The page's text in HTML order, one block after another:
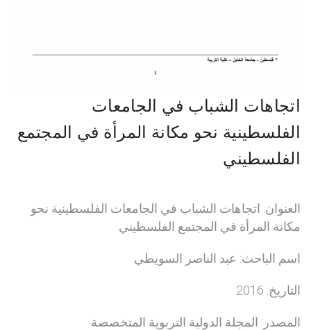
اتجاهات الشباب في الجامعات
الفلسطينية نحو مكانة المرأة في المجتمع
الفلسطيني
العنوان: اتجاهات الشباب في الجامعات الفلسطينية نحو
مكانة المرأة في المجتمع الفلسطيني
اسم الباحث: عبد الناصر السويطي
التاريخ: 2016
المصدر: المجلة الدولية التربوية المتخصصة